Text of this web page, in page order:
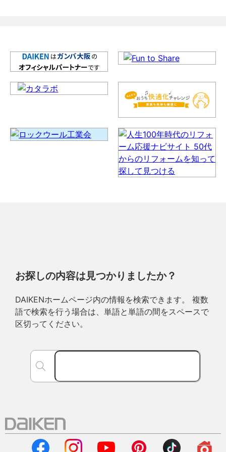
お探しの内容は見つかりましたか？
DAIKENホームページ内の情報を検索できます。 複数
語で検索を行う場合は、単語と単語の間をスペースで
区切ってください。